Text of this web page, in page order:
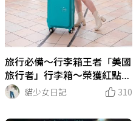
旅行必備～行李箱王者「美國
旅行者」行李箱～榮獲紅點大
獎的經典唱盤箱設計
貓少女日記 310